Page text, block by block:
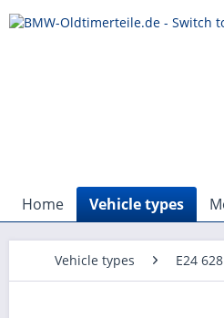
Home Vehicle types
Vehicle types E24